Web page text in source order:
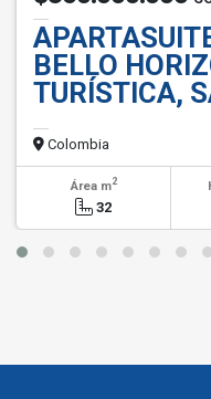
BELLO
TURÍSTICA,
Colombia
Área m2
32